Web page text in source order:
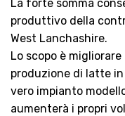
La forte somma
produttivo della
West Lanchashire.
Lo scopo è
produzione di latte
vero impianto
aumenterà i propri